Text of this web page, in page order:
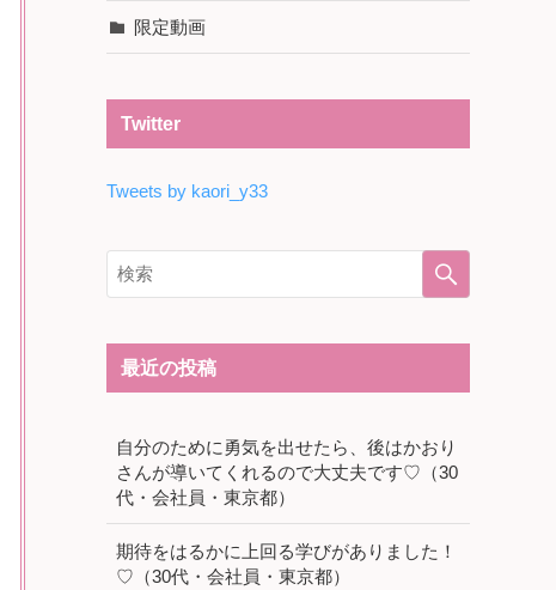
限定動画
Twitter
Tweets by kaori_y33
最近の投稿
自分のために勇気を出せたら、後はかおり
さんが導いてくれるので大丈夫です♡（30
代・会社員・東京都）
期待をはるかに上回る学びがありました！
♡（30代・会社員・東京都）